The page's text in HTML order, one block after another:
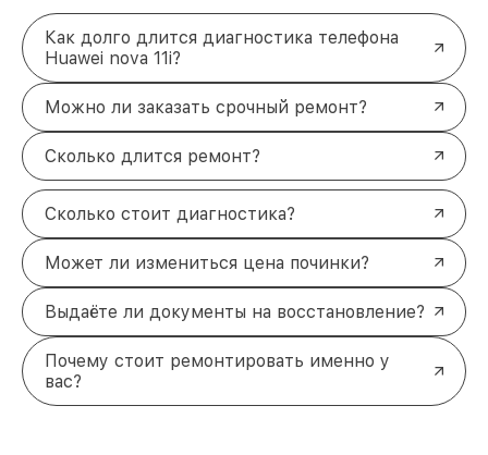
Как долго длится диагностика телефона
Huawei nova 11i?
Можно ли заказать срочный ремонт?
Сколько длится ремонт?
Сколько стоит диагностика?
Может ли измениться цена починки?
Выдаёте ли документы на восстановление?
Почему стоит ремонтировать именно у
вас?